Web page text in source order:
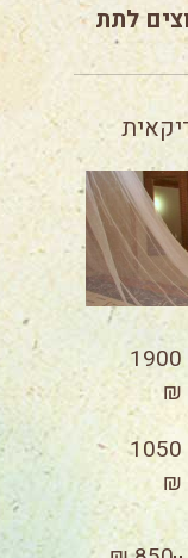
לתת
1900
₪
1050
₪